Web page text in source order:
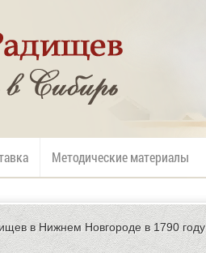
Методические материалы
в Нижнем Новгороде в 1790 году